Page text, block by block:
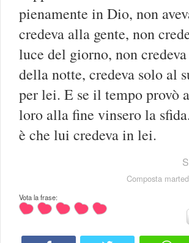
pienamente in Dio, non
credeva alla gente, non
luce del giorno, non
della notte, credeva solo al
per lei. E se il tempo provò
loro alla fine vinsero la
è che lui credeva in lei.
Composta
Vota la frase: